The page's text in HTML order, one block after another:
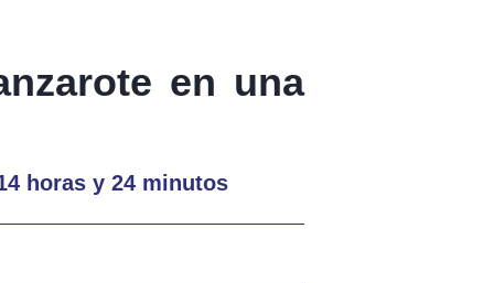
en una
horas y 24 minutos